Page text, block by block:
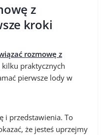
z
kroki
rozmowę z
kilku praktycznych
pierwsze lody w
i przedstawienia. To
że jesteś uprzejmy